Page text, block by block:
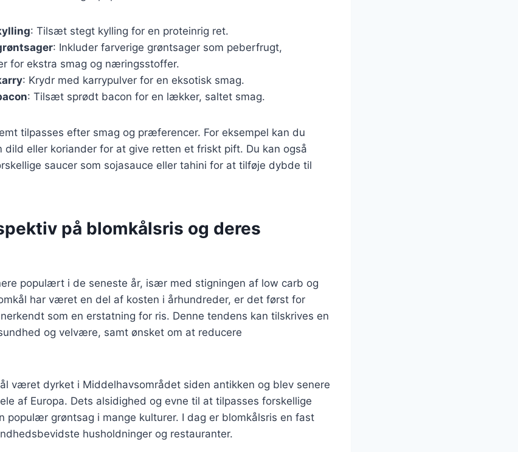
: Tilsæt stegt kylling for en proteinrig ret.
: Inkluder farverige grøntsager som peberfrugt,
for ekstra smag og næringsstoffer.
: Krydr med karrypulver for en eksotisk smag.
: Tilsæt sprødt bacon for en lækker, saltet smag.
tilpasses efter smag og præferencer. For eksempel kan du
eller koriander for at give retten et friskt pift. Du kan også
saucer som sojasauce eller tahini for at tilføje dybde til
på blomkålsris og deres
populært i de seneste år, især med stigningen af low carb og
har været en del af kosten i århundreder, er det først for
som en erstatning for ris. Denne tendens kan tilskrives en
og velvære, samt ønsket om at reducere
været dyrket i Middelhavsområdet siden antikken og blev senere
af Europa. Dets alsidighed og evne til at tilpasses forskellige
populær grøntsag i mange kulturer. I dag er blomkålsris en fast
husholdninger og restauranter.